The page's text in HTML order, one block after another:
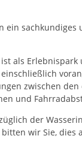
ein
als
zwischen
und
der
wir Sie, dies